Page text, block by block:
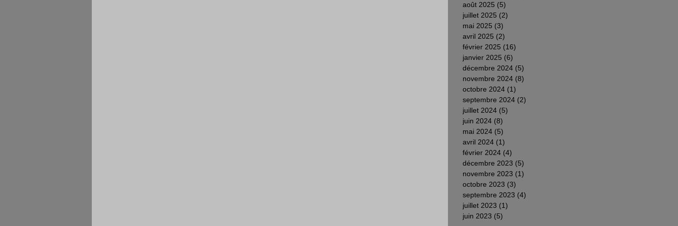
août 2025 (5)
juillet 2025 (2)
mai 2025 (3)
avril 2025 (2)
février 2025 (16)
janvier 2025 (6)
décembre 2024 (5)
novembre 2024 (8)
octobre 2024 (1)
septembre 2024 (2)
juillet 2024 (5)
juin 2024 (8)
mai 2024 (5)
avril 2024 (1)
février 2024 (4)
décembre 2023 (5)
novembre 2023 (1)
octobre 2023 (3)
septembre 2023 (4)
juillet 2023 (1)
juin 2023 (5)